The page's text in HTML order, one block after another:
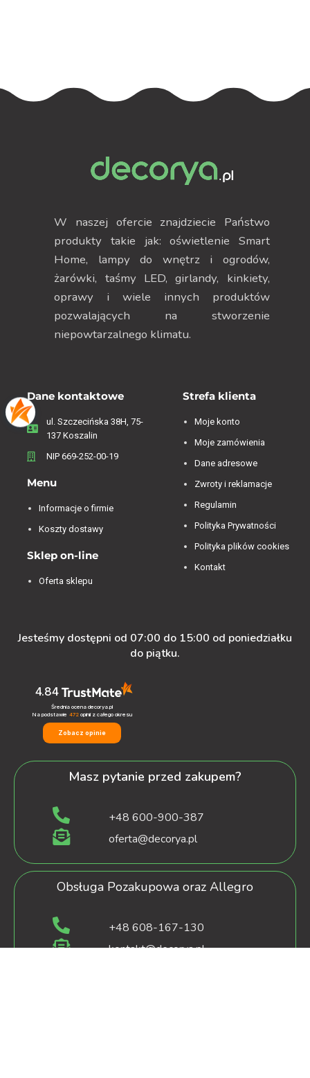
W naszej ofercie znajdziecie Państwo
produkty takie jak: oświetlenie Smart
Home, lampy do wnętrz i ogrodów,
żarówki, taśmy LED, girlandy, kinkiety,
oprawy i wiele innych produktów
pozwalających na stworzenie
niepowtarzalnego klimatu.
Dane kontaktowe
ul. Szczecińska 38H, 75-
137 Koszalin
NIP 669-252-00-19
Menu
Informacje o firmie
Koszty dostawy
Sklep on-line
Oferta sklepu
Strefa klienta
Moje konto
Moje zamówienia
Dane adresowe
Zwroty i reklamacje
Regulamin
Polityka Prywatności
Polityka plików cookies
Kontakt
Jesteśmy dostępni od 07:00 do 15:00 od poniedziałku
do piątku.
4.84
Średnia ocena decorya.pl
Na podstawie 472opinii z całego okresu
Zobacz opinie
Masz pytanie przed zakupem?
+48 600-900-387
oferta@decorya.pl
Obsługa Pozakupowa oraz Allegro
+48 608-167-130
kontakt@decorya.pl